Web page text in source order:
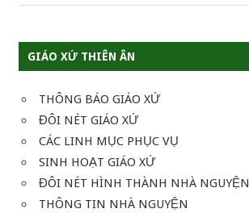
GIÁO XỨ THIÊN ÂN
THÔNG BÁO GIÁO XỨ
ĐÔI NÉT GIÁO XỨ
CÁC LINH MỤC PHỤC VỤ
SINH HOẠT GIÁO XỨ
ĐÔI NÉT HÌNH THÀNH NHÀ NGUYỆN
THÔNG TIN NHÀ NGUYỆN
viết
Post: